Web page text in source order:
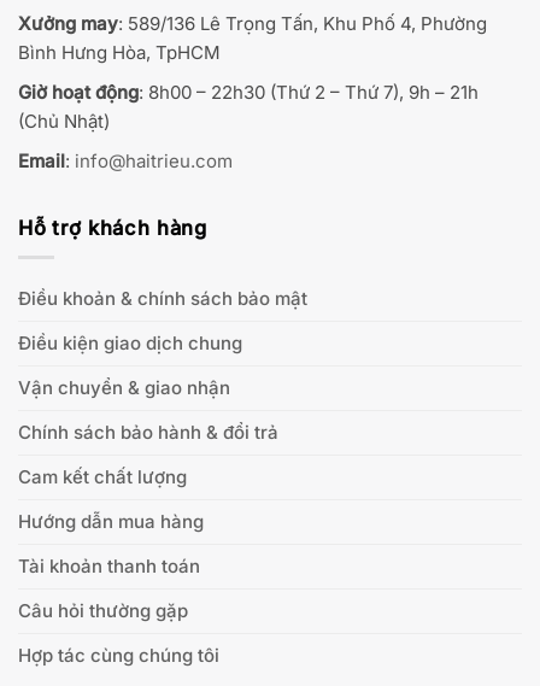
Xưởng may: 589/136 Lê Trọng Tấn, Khu Phố 4, Phường
Bình Hưng Hòa, TpHCM
Giờ hoạt động: 8h00 – 22h30 (Thứ 2 – Thứ 7), 9h – 21h
(Chủ Nhật)
Email: info@haitrieu.com
Hỗ trợ khách hàng
Điều khoản & chính sách bảo mật
Điều kiện giao dịch chung
Vận chuyển & giao nhận
Chính sách bảo hành & đổi trả
Cam kết chất lượng
Hướng dẫn mua hàng
Tài khoản thanh toán
Câu hỏi thường gặp
Hợp tác cùng chúng tôi